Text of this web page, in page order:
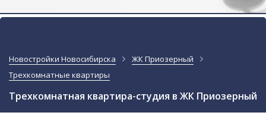
Новостройки Новосибирска
ЖК Приозерный
Трехкомнатные квартиры
Трехкомнатная квартира-студия в ЖК Приозерный